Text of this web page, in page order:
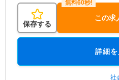
保存する
この求
詳細を
社